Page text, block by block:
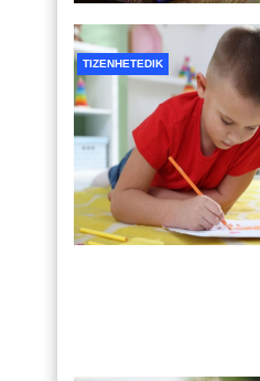
TIZENHETEDIK